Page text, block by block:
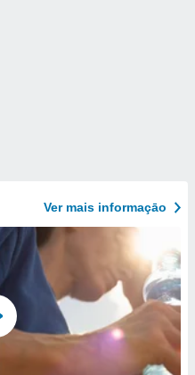
Ver mais informaçāo